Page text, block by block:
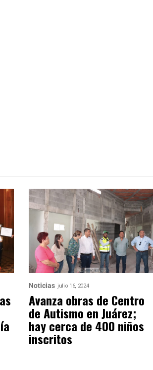
Noticias julio 16, 2024
Avanza obras de Centro
de Autismo en Juárez;
hay cerca de 400 niños
inscritos